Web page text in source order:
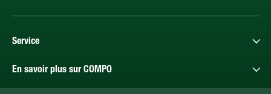
Service
En savoir plus sur COMPO